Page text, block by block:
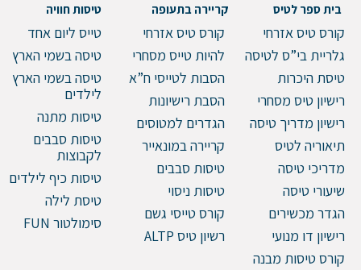
בית ספר לטיס
קורס טיס אזרחי
גלריית בי”ס לטיסה
טיסת היכרות
רישיון טיס מסחרי
רישיון מדריך טיסה
תיאוריה לטיס
מדריכי טיסה
שיעורי טיסה
הגדר מכשירים
רישיון דו מנועי
קורס טיסות מבנה
קריירה בתעופה
קורס טיס אזרחי
להיות טייס מסחרי
הסבות לטייסי ח”א
הסבת רישיונות
הגדרים למטוסים
קריירה במונאייר
טיסות סבבים
טיסות ניסוי
קורס טייסי גשם
רשיון טיס ALTP
טיסות חוויה
טייס ליום אחד
טיסה בשמי הארץ
טיסה בשמי הארץ
לילדים
טיסות מתנה
טיסות סבבים
לקבוצות
טיסות כיף לילדים
טיסת לילה
סימולטור FUN